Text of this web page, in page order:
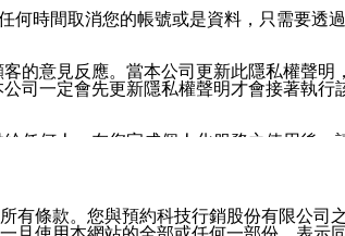
何時間取消您的帳號或是資料，只需要透
的意見反應。當本公司更新此隱私權聲
司一定會先更新隱私權聲明才會接著執
任何人。在您完成個人化服務之使用後
區。
並傳送或宣傳本網站各項服務之資料或
有條款。您與預約科技行銷股份有限公